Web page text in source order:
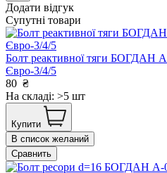
Додати відгук
Супутні товари
Болт реактивної тяги БОГДАН
Євро-3/4/5
80 ₴
На складі: >5 шт
Купити
В список желаний
Сравнить